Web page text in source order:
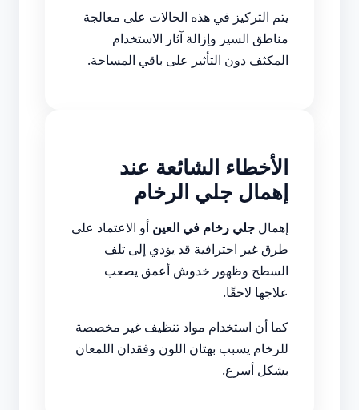
يتم التركيز في هذه الحالات على معالجة
مناطق السير وإزالة آثار الاستخدام
المكثف دون التأثير على باقي المساحة.
الأخطاء الشائعة عند
إهمال جلي الرخام
إهمال جلي رخام في العين أو الاعتماد على
طرق غير احترافية قد يؤدي إلى تلف
السطح وظهور خدوش أعمق يصعب
علاجها لاحقًا.
كما أن استخدام مواد تنظيف غير مخصصة
للرخام يسبب بهتان اللون وفقدان اللمعان
بشكل أسرع.